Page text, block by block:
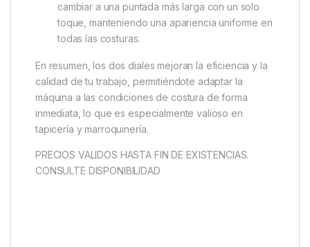
cambiar a una puntada más larga con un solo
toque, manteniendo una apariencia uniforme en
todas las costuras.
En resumen, los dos diales mejoran la eficiencia y la
calidad de tu trabajo, permitiéndote adaptar la
máquina a las condiciones de costura de forma
inmediata, lo que es especialmente valioso en
tapicería y marroquinería.
PRECIOS VALIDOS HASTA FIN DE EXISTENCIAS.
CONSULTE DISPONIBILIDAD